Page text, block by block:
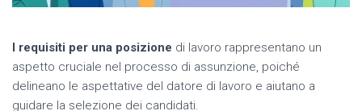
I requisiti per una posizione di lavoro rappresentano un
aspetto cruciale nel processo di assunzione, poiché
delineano le aspettative del datore di lavoro e aiutano a
guidare la selezione dei candidati.